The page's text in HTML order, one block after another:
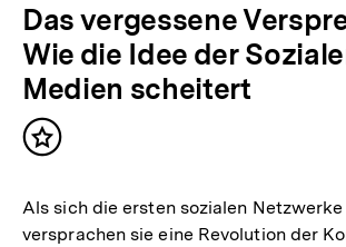
Das vergessene
Wie die Idee der
Medien scheitert
Inhalt
Als sich die ersten sozialen
versprachen sie eine Revolution der